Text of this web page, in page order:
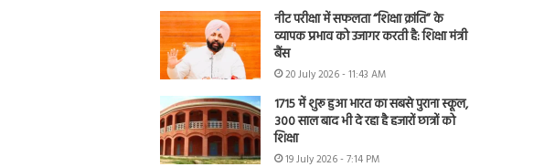
नीट परीक्षा में सफलता “शिक्षा क्रांति” के
व्यापक प्रभाव को उजागर करती है: शिक्षा मंत्री
बैंस
20 July 2026 - 11:43 AM
1715 में शुरू हुआ भारत का सबसे पुराना स्कूल,
300 साल बाद भी दे रहा है हजारों छात्रों को
शिक्षा
19 July 2026 - 7:14 PM